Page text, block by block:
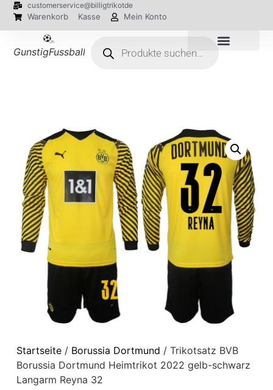
customerservice@billigtrikotde
Warenkorb Kasse Mein Konto
GunstigFussballTrikot
Startseite/ Borussia Dortmund / Trikotsatz BVB
Borussia Dortmund Heimtrikot 2022 gelb-schwarz
Langarm Reyna 32